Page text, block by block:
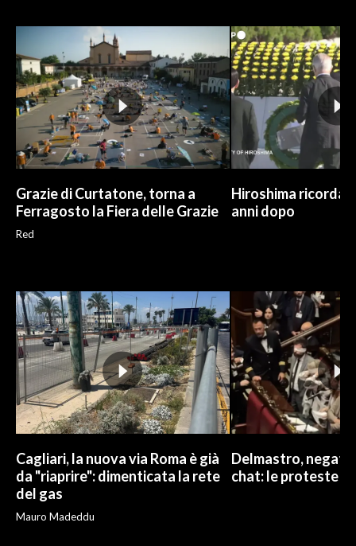
ABBONATI
ANNUNCI
NECROLOGI
PUBBLICITÀ
SPIAGGE
Grazie di Curtatone, torna a
Ferragosto la Fiera delle Grazie
Red
Hiroshima ricorda
anni dopo
Cagliari, la nuova via Roma è già
da "riaprire": dimenticata la rete
del gas
Mauro Madeddu
Delmastro,
chat: le proteste di